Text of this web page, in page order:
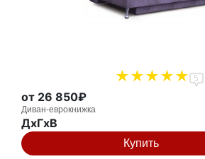
5
от 26 850₽
Диван-еврокнижка
ДxГxВ
Купить